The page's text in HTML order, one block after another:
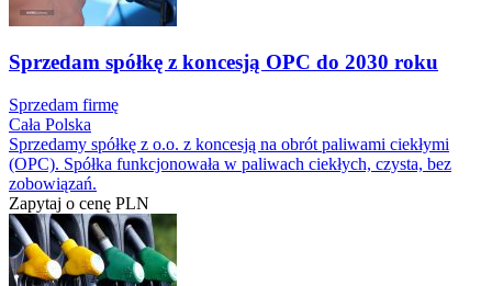
Sprzedam spółkę z koncesją OPC do 2030 roku
Sprzedam firmę
Cała Polska
Sprzedamy spółkę z o.o. z koncesją na obrót paliwami ciekłymi
(OPC). Spółka funkcjonowała w paliwach ciekłych, czysta, bez
zobowiązań.
Zapytaj o cenę PLN